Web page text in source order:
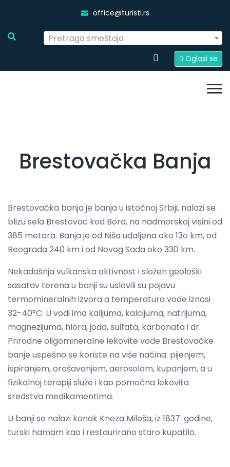
office@turisti.rs
Pretraga smeštaja
Oglasi se
Brestovačka Banja
Brestovačka banja je banja u istočnoj Srbiji, nalazi se
blizu sela Brestovac kod Bora, na nadmorskoj visini od
385 metara. Banja je od Niša udaljena oko 13o km, od
Beograda 240 km i od Novog Sada oko 330 km.
Nekadašnja vulkanska aktivnost i složen geološki
sasatav terena u banji su uslovili su pojavu
termomineralnih izvora a temperatura vode iznosi
32-40°C. U vodi ima kalijuma, kalcijuma, natrijuma,
magnezijuma, hlora, joda, sulfata, karbonata i dr.
Prirodne oligomineralne lekovite vode Brestovačke
banje uspešno se koriste na više načina: pijenjem,
ispiranjem, orošavanjem, aerosolom, kupanjem, a u
fizikalnoj terapiji služe i kao pomoćna lekovita
sredstva medikamentima.
U banji se nalazi konak Kneza Miloša, iz 1837. godine,
turski hamam kao i restaurirano staro kupatilo.